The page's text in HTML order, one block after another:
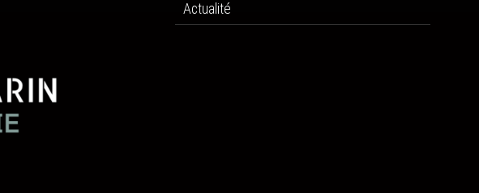
Actualité